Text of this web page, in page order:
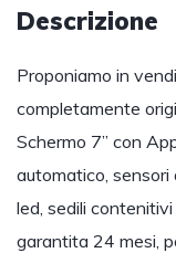
Descrizione
Proponiamo in
completamente
Schermo 7” con
automatico, sensori
led, sedili
garantita 24 mesi,